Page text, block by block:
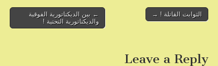
kPost
← بين الديكتاتورية الفوقية
والديكتاتورية التحتية !
الثوابت القاتلة ! →
Leave a Reply